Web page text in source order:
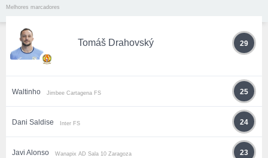
Melhores marcadores
Tomáš Drahovský 29
Waltinho Jimbee Cartagena FS 25
Dani Saldise Inter FS 24
Javi Alonso Wanapix AD Sala 10 Zaragoza 23